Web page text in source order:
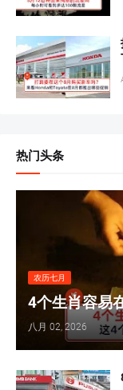
热门头条
农历七月
4个生肖容易
八月 02, 2026